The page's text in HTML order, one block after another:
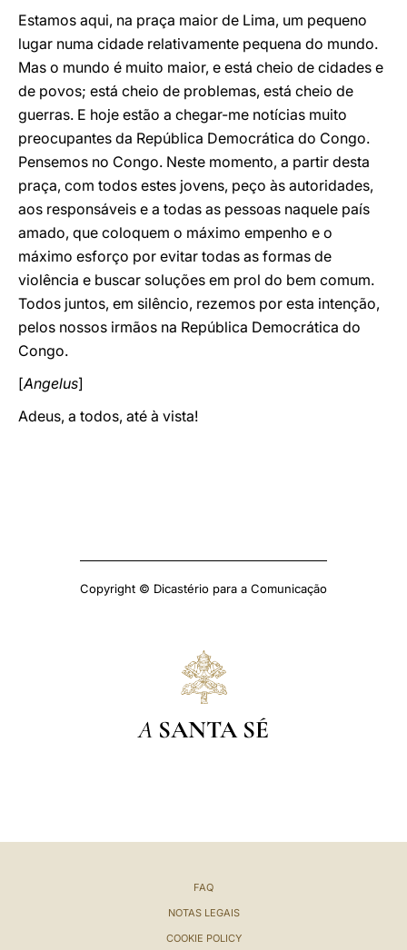
Estamos aqui, na praça maior de Lima, um pequeno
lugar numa cidade relativamente pequena do mundo.
Mas o mundo é muito maior, e está cheio de cidades e
de povos; está cheio de problemas, está cheio de
guerras. E hoje estão a chegar-me notícias muito
preocupantes da República Democrática do Congo.
Pensemos no Congo. Neste momento, a partir desta
praça, com todos estes jovens, peço às autoridades,
aos responsáveis e a todas as pessoas naquele país
amado, que coloquem o máximo empenho e o
máximo esforço por evitar todas as formas de
violência e buscar soluções em prol do bem comum.
Todos juntos, em silêncio, rezemos por esta intenção,
pelos nossos irmãos na República Democrática do
Congo.
[Angelus]
Adeus, a todos, até à vista!
Copyright © Dicastério para a Comunicação
A SANTA SÉ
FAQ
NOTAS LEGAIS
COOKIE POLICY